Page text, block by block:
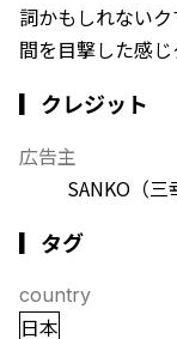
詞かもしれない
間を目撃した感じ
▎クレジット
広告主
SANKO（三
▎タグ
country
日本